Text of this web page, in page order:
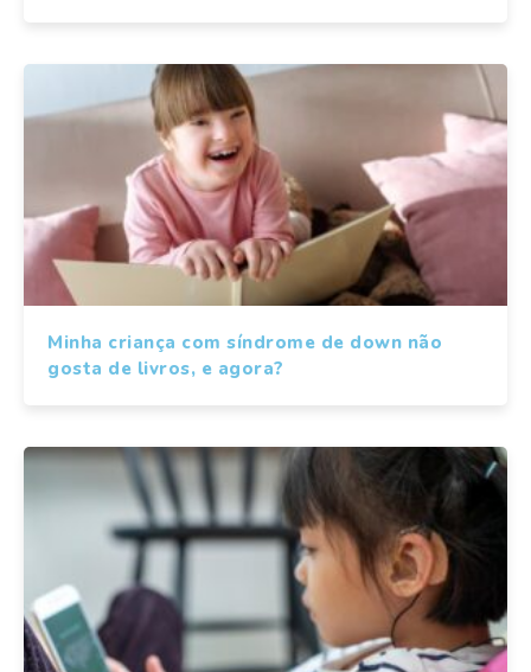
Minha criança com síndrome de down não
gosta de livros, e agora?